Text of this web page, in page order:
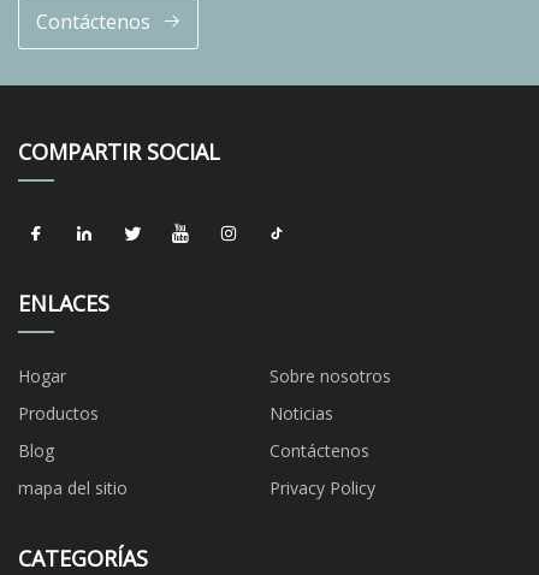
Contáctenos
COMPARTIR SOCIAL
ENLACES
Hogar
Sobre nosotros
Productos
Noticias
Blog
Contáctenos
mapa del sitio
Privacy Policy
CATEGORÍAS